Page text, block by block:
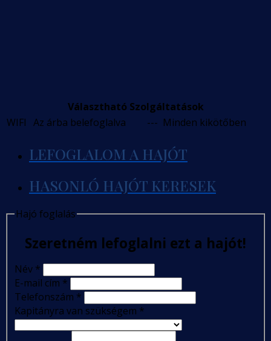
Választható Szolgáltatások
WIFI Az árba belefoglalva --- Minden kikötőben
LEFOGLALOM A HAJÓT
HASONLÓ HAJÓT KERESEK
Hajó foglalás
Szeretném lefoglalni ezt a hajót!
Név *
E-mail cím *
Telefonszám *
Kapitányra van szükségem *